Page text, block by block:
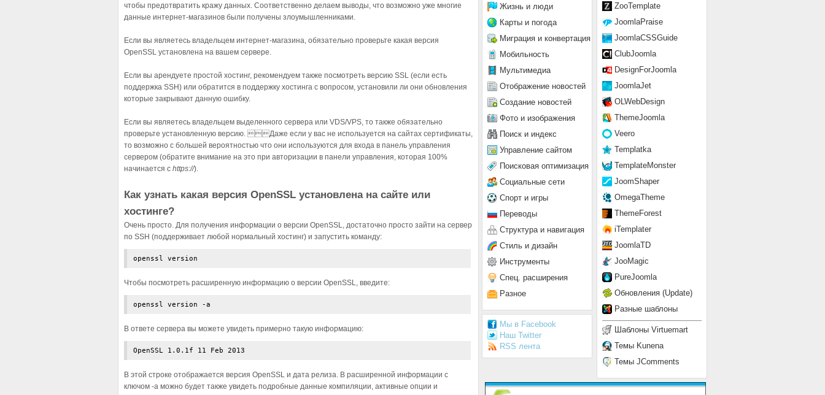
чтобы предотвратить кражу данных. Соответственно делаем выводы, что возможно уже многие
данные интернет-магазинов были получены злоумышленниками.
Если вы являетесь владельцем интернет-магазина, обязательно проверьте какая версия
OpenSSL установлена на вашем сервере.
Если вы арендуете простой хостинг, рекомендуем также посмотреть версию SSL (если есть
поддержка SSH) или обратится в поддержку хостинга с вопросом, установили ли они обновления
которые закрывают данную ошибку.
Если вы являетесь владельцем выделенного сервера или VDS/VPS, то также обязательно
проверьте установленную версию. Даже если у вас не используется на сайтах сертификаты,
то возможно с большей вероятностью что они используются для входа в панель управления
сервером (обратите внимание на это при авторизации в панели управления, которая 100%
начинается с https://).
Как узнать какая версия OpenSSL установлена на сайте или
хостинге?
Очень просто. Для получения информации о версии OpenSSL, достаточно просто зайти на сервер
по SSH (поддерживает любой нормальный хостинг) и запустить команду:
openssl version
Чтобы посмотреть расширенную информацию о версии OpenSSL, введите:
openssl version -a
В ответе сервера вы можете увидеть примерно такую информацию:
OpenSSL 1.0.1f 11 Feb 2013
В этой строке отображается версия OpenSSL и дата релиза. В расширенной информации с
ключом -a можно будет также увидеть подробные данные компиляции, активные опции и
ZooTemplate
JoomlaPraise
JoomlaCSSGuide
ClubJoomla
DesignForJoomla
JoomlaJet
OLWebDesign
ThemeJoomla
Veero
Templatka
TemplateMonster
JoomShaper
OmegaTheme
ThemeForest
iTemplater
JoomlaTD
JooMagic
PureJoomla
Обновления (Update)
Разные шаблоны
Шаблоны Virtuemart
Темы Kunena
Темы JComments
Жизнь и люди
Карты и погода
Миграция и конвертация
Мобильность
Мультимедиа
Отображение новостей
Создание новостей
Фото и изображения
Поиск и индекс
Управление сайтом
Поисковая оптимизация
Социальные сети
Спорт и игры
Переводы
Структура и навигация
Стиль и дизайн
Инструменты
Спец. расширения
Разное
Мы в Facebook
Наш Twitter
RSS лента